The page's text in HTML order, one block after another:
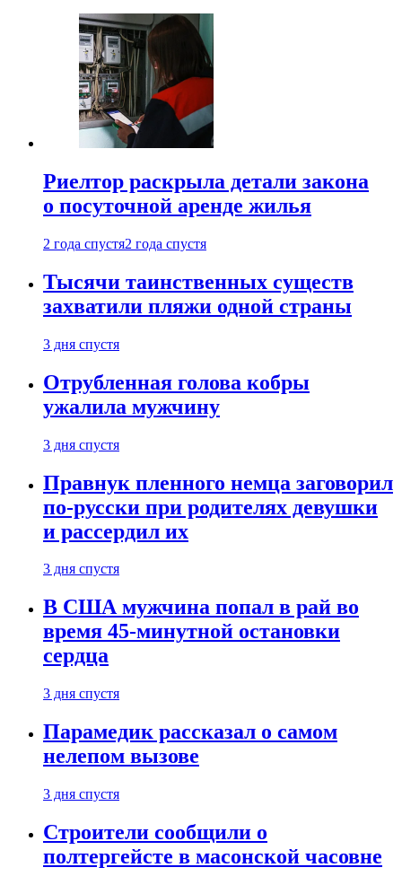
Риелтор раскрыла детали закона
о посуточной аренде жилья
2 года спустя2 года спустя
Тысячи таинственных существ
захватили пляжи одной страны
3 дня спустя
Отрубленная голова кобры
ужалила мужчину
3 дня спустя
Правнук пленного немца заговорил
по-русски при родителях девушки
и рассердил их
3 дня спустя
В США мужчина попал в рай во
время 45-минутной остановки
сердца
3 дня спустя
Парамедик рассказал о самом
нелепом вызове
3 дня спустя
Строители сообщили о
полтергейсте в масонской часовне